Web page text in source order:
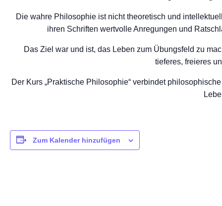
Die wahre Philosophie ist nicht theoretisch und
ihren Schriften wertvolle Anregungen und
Das Ziel war und ist, das Leben zum Übungsfeld zu
tieferes, freieres
Der Kurs „Praktische Philosophie“ verbindet
Zum Kalender hinzufügen